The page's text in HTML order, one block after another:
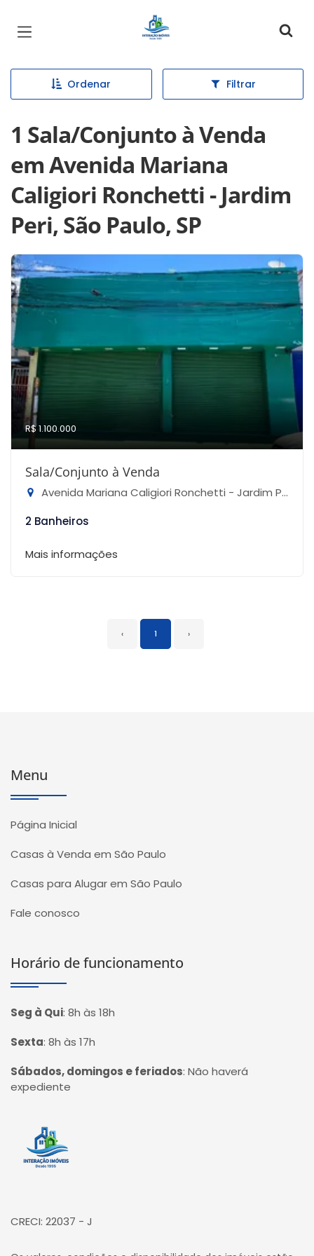
Página inicial
Ordenar Filtrar
1 Sala/Conjunto à Venda
em Avenida Mariana
Caligiori Ronchetti - Jardim
Peri, São Paulo, SP
R$ 1.100.000
Sala/Conjunto à Venda
Avenida Mariana Caligiori Ronchetti - Jardim Peri, São Paulo-SP
2 Banheiros
Mais informações
‹ 1 ›
Menu
Página Inicial
Casas à Venda em São Paulo
Casas para Alugar em São Paulo
Fale conosco
Horário de funcionamento
Seg à Qui: 8h às 18h
Sexta: 8h às 17h
Sábados, domingos e feriados: Não haverá
expediente
Página inicial
CRECI: 22037 - J